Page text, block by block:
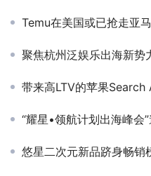
Temu在美国或已抢走亚
聚焦杭州泛娱乐出海新势力 Branch/声
带来高LTV的苹果Search
“耀星•领航计划出海峰会”邀请
悠星二次元新品跻身畅销